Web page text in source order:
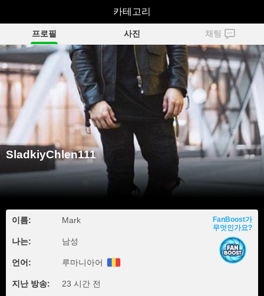
SladkiyChlen111
프로필 사진 채팅
SladkiyChlen111
이름: Mark
나는: 남성
언어: 루마니아어
지난 방송: 23 시간 전
FanBoost가
무엇인가요?
카테고리